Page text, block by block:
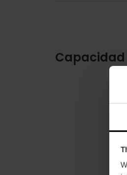
Capacidad